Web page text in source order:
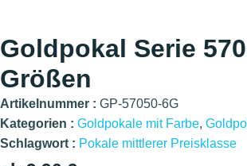
Goldpokal Serie
Größen
Artikelnummer : GP-57050-6G
Kategorien : Goldpokale mit Farbe,
Schlagwort : Pokale mittlerer Preisklasse